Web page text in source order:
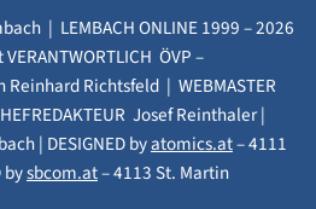
| LEMBACH ONLINE 1999 – 2026
ÖVP –
Richtsfeld | WEBMASTER
Josef Reinthaler |
| DESIGNED byatomics.at– 4111
bysbcom.at– 4113 St. Martin